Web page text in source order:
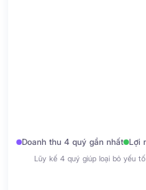
Doanh thu 4 quý gần nhất Lợi
Lũy kế 4 quý giúp loại bỏ yếu